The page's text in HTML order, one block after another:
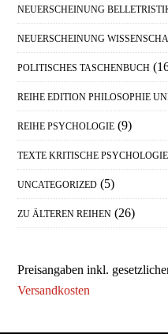
NEUERSCHEINUNG
NEUERSCHEINUNG
POLITISCHES TASCHENBUCH
REIHE EDITION PHILOSOPHIE
REIHE PSYCHOLOGIE (9)
TEXTE KRITISCHE PSYCHOLOGIE
UNCATEGORIZED (5)
ZU ÄLTEREN REIHEN (26)
Preisangaben inkl.
Versandkosten